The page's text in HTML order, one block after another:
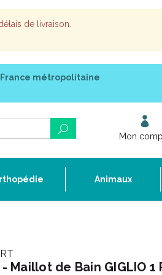
de livraison.
métropolitaine
Mon
Animaux
- Maillot de Bain GIGLIO